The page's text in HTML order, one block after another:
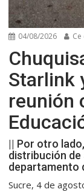
04/08/2026
Starlink
reunión
|| Por otro
distribución de
departamento
Sucre, 4 de